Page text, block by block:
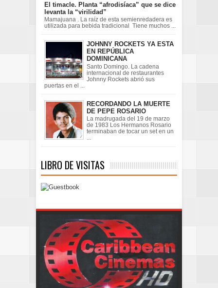
El timacle. Planta “afrodisíaca” que se dice
levanta la “virilidad”
Mamajuana . La raíz de esta semienredadera es
utilizada para bebida tradicional Tiene muchos ...
JOHNNY ROCKETS YA ESTA
EN REPÚBLICA
DOMINICANA
Santo Domingo. La cadena
internacional de restaurantes
Johnny Rockets abrió sus
puertas en el ...
RECORDANDO LA MUERTE
DE PEPE ROSARIO
La madrugada del 19 de marzo
de 1983 Los Hermanos Rosario
terminaban de tocar un set en un
...
LIBRO DE VISITAS